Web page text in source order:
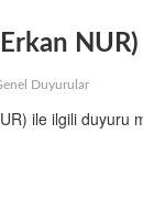
NUR)
Duyurular
ile ilgili duyuru